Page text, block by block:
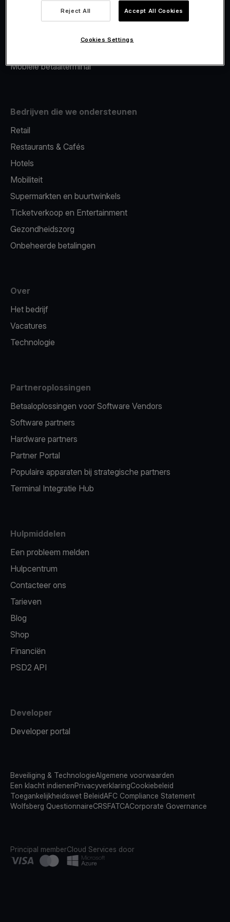
Merchant Advance
Mobiele betaalterminal
Bedrijven die we ondersteunen
Retail
Restaurants & Cafés
Hotels
Mobiliteit
Supermarkten en buurtwinkels
Ticketverkoop en Entertainment
Gezondheidszorg
Onbeheerde betalingen
Over
Het bedrijf
Vacatures
Technologie
Partneroplossingen
Betaaloplossingen voor Software Vendors
Software partners
Hardware partners
Partner Portal
Populaire apparaten bij strategische partners
Terminal Integratie Hub
Hulpmiddelen
Een probleem melden
Hulpcentrum
Contacteer ons
Tarieven
Blog
Shop
Financiën
PSD2 API
Developer
Developer portal
Beveiliging & TechnologieAlgemene voorwaarden
Een klacht indienenPrivacyverklaringCookiebeleid
Toegankelijkheidswet BeleidAFC Compliance Statement
Wolfsberg QuestionnaireCRSFATCACorporate Governance
Principal memberCloud Services door
Reject All Accept All Cookies
Cookies Settings